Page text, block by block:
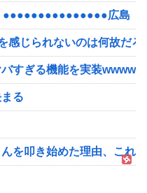
広島
感じられないのは何故だろ
バすぎる機能を実装
る
を叩き始めた理由、これ